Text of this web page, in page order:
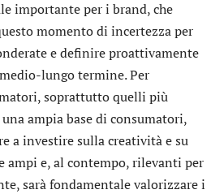
importante per i brand, che
momento di incertezza per
e definire proattivamente
lungo termine. Per
soprattutto quelli più
ampia base di consumatori,
a investire sulla creatività e su
ampi e, al contempo, rilevanti per
sarà fondamentale valorizzare i